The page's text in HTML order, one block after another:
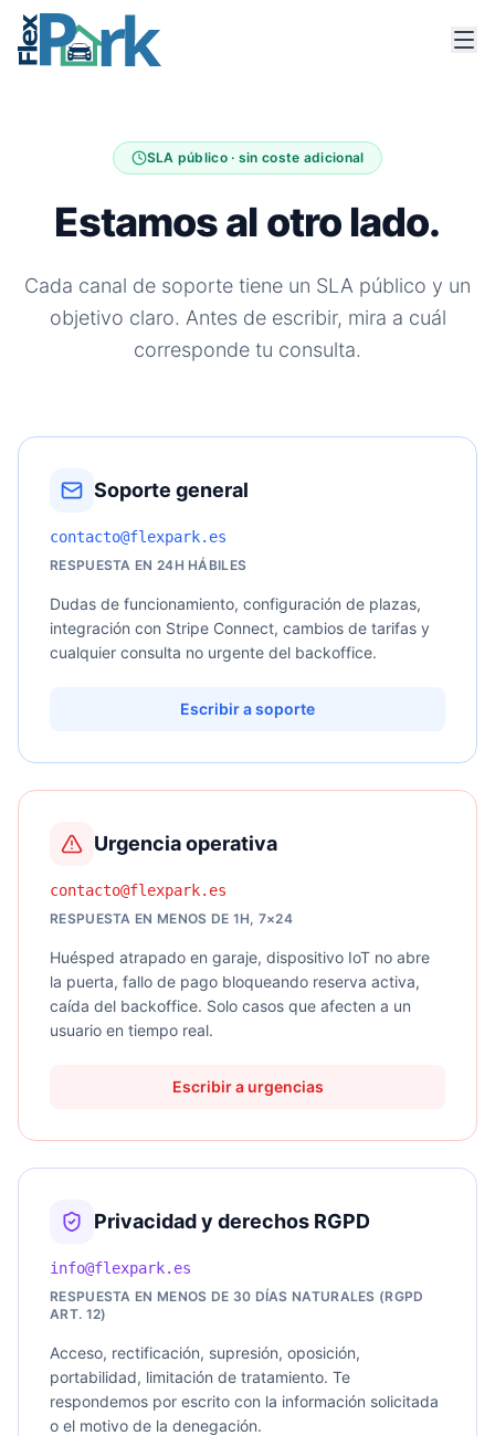
SLA público · sin coste adicional
Estamos al otro lado.
Cada canal de soporte tiene un SLA público y un
objetivo claro. Antes de escribir, mira a cuál
corresponde tu consulta.
Soporte general
contacto@flexpark.es
RESPUESTA EN 24H HÁBILES
Dudas de funcionamiento, configuración de plazas,
integración con Stripe Connect, cambios de tarifas y
cualquier consulta no urgente del backoffice.
Escribir a soporte
Urgencia operativa
contacto@flexpark.es
RESPUESTA EN MENOS DE 1H, 7×24
Huésped atrapado en garaje, dispositivo IoT no abre
la puerta, fallo de pago bloqueando reserva activa,
caída del backoffice. Solo casos que afecten a un
usuario en tiempo real.
Escribir a urgencias
Privacidad y derechos RGPD
info@flexpark.es
RESPUESTA EN MENOS DE 30 DÍAS NATURALES (RGPD
ART. 12)
Acceso, rectificación, supresión, oposición,
portabilidad, limitación de tratamiento. Te
respondemos por escrito con la información solicitada
o el motivo de la denegación.